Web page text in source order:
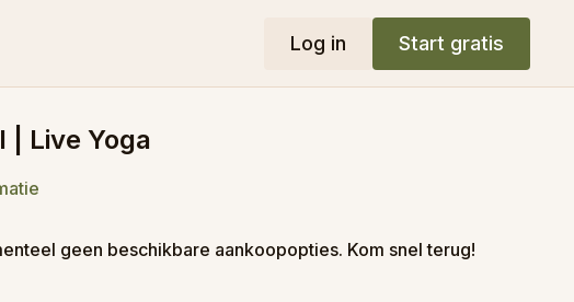
Log in Start gratis
| Live Yoga
geen beschikbare aankoopopties. Kom snel terug!